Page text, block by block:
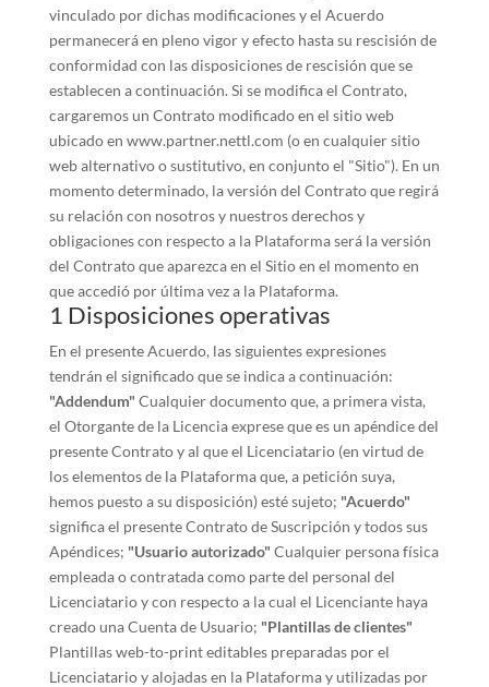
vinculado por dichas modificaciones y el Acuerdo
permanecerá en pleno vigor y efecto hasta su rescisión de
conformidad con las disposiciones de rescisión que se
establecen a continuación. Si se modifica el Contrato,
cargaremos un Contrato modificado en el sitio web
ubicado en www.partner.nettl.com (o en cualquier sitio
web alternativo o sustitutivo, en conjunto el "Sitio"). En un
momento determinado, la versión del Contrato que regirá
su relación con nosotros y nuestros derechos y
obligaciones con respecto a la Plataforma será la versión
del Contrato que aparezca en el Sitio en el momento en
que accedió por última vez a la Plataforma.
1 Disposiciones operativas
En el presente Acuerdo, las siguientes expresiones
tendrán el significado que se indica a continuación:
"Addendum" Cualquier documento que, a primera vista,
el Otorgante de la Licencia exprese que es un apéndice del
presente Contrato y al que el Licenciatario (en virtud de
los elementos de la Plataforma que, a petición suya,
hemos puesto a su disposición) esté sujeto; "Acuerdo"
significa el presente Contrato de Suscripción y todos sus
Apéndices; "Usuario autorizado" Cualquier persona física
empleada o contratada como parte del personal del
Licenciatario y con respecto a la cual el Licenciante haya
creado una Cuenta de Usuario; "Plantillas de clientes"
Plantillas web-to-print editables preparadas por el
Licenciatario y alojadas en la Plataforma y utilizadas por